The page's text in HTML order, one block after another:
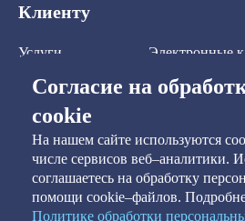
Согласие на
cookie
На нашем сайте используются
числе сервисов веб–аналитики.
соглашаетесь на обработку
помощи cookie–файлов.
Политике обработки
Клиенту
Услуги
В наличии на складе
Электронные
Контакты
Наша рассылка
Я предоставляю согласие на